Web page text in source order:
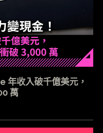
年收入破千億美元，
萬